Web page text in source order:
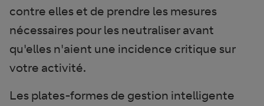
contre elles et de prendre les mesures
nécessaires pour les neutraliser avant
qu'elles n'aient une incidence critique sur
votre activité.
Les plates-formes de gestion intelligente